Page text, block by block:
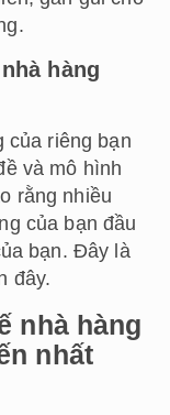
hàng
của riêng bạn
và mô hình
rằng nhiều
của bạn đầu
bạn. Đây là
đây.
nhà hàng
nhất